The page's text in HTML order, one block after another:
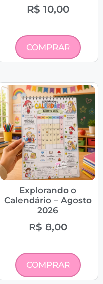
R$ 10,00
COMPRAR
Explorando o
Calendário – Agosto
2026
R$ 8,00
COMPRAR